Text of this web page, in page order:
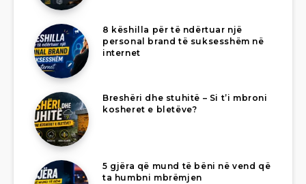
8 këshilla për të ndërtuar një
personal brand të suksesshëm në
internet
Breshëri dhe stuhitë – Si t’i mbroni
kosheret e bletëve?
5 gjëra që mund të bëni në vend që
ta humbni mbrëmjen